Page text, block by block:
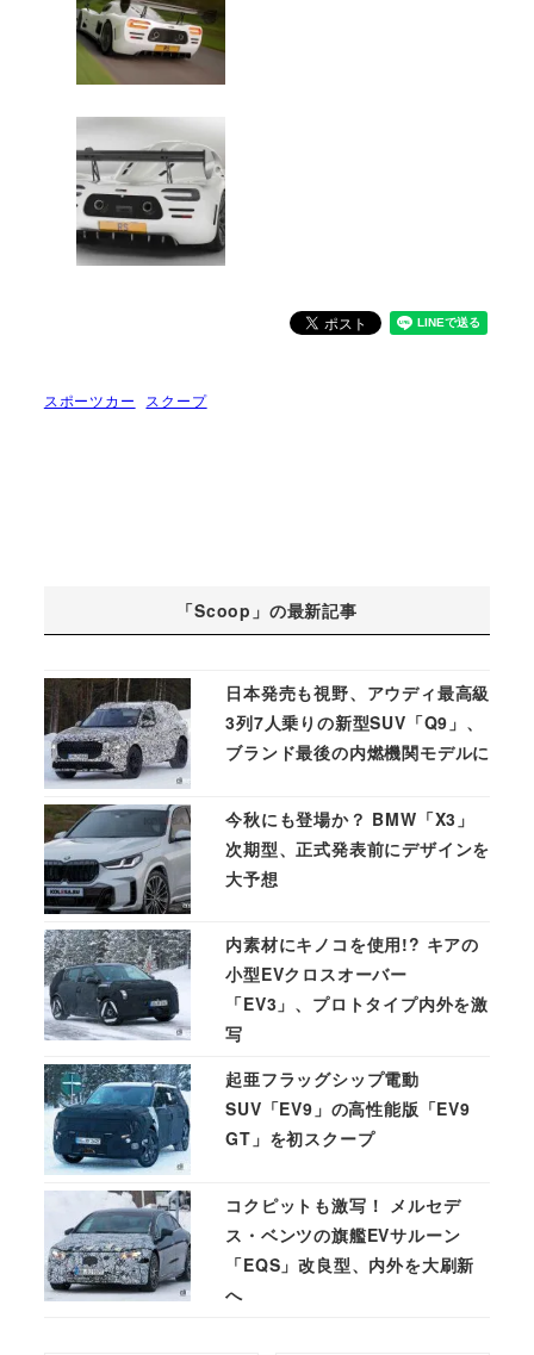
スポーツカー スクープ
「Scoop」の最新記事
日本発売も視野、アウディ最高級
3列7人乗りの新型SUV「Q9」、
ブランド最後の内燃機関モデルに
今秋にも登場か？ BMW「X3」
次期型、正式発表前にデザインを
大予想
内素材にキノコを使用!? キアの
小型EVクロスオーバー
「EV3」、プロトタイプ内外を激
写
起亜フラッグシップ電動
SUV「EV9」の高性能版「EV9
GT」を初スクープ
コクピットも激写！ メルセデ
ス・ベンツの旗艦EVサルーン
「EQS」改良型、内外を大刷新
へ